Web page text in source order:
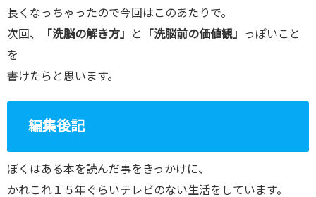
長くなっちゃったので今回はこのあたりで。
次回、
「洗脳の解き方」 と 「洗脳前の価値観」
っぽいこと
を
書けたらと思います。
編集後記
ぼくはある本を読んだ事をきっかけに、
かれこれ１５年ぐらいテレビのない生活をしています。